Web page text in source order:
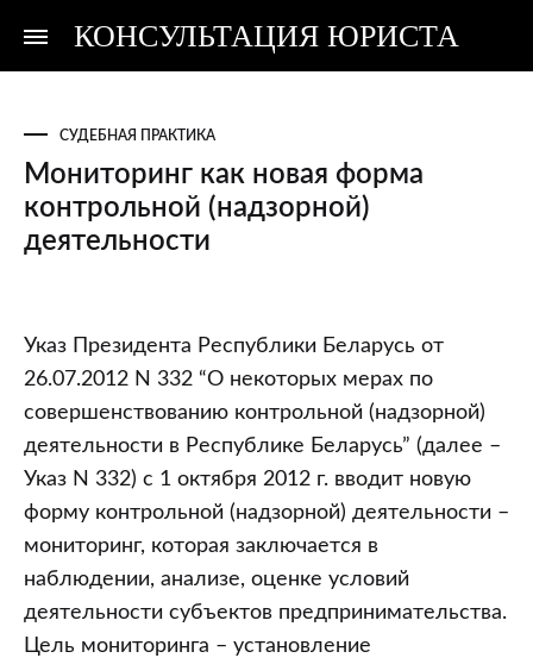
КОНСУЛЬТАЦИЯ ЮРИСТА
Консультация
Консультация
СУДЕБНАЯ ПРАКТИКА
Мониторинг как новая форма
контрольной (надзорной)
деятельности
Мониторинг
как
новая
форма
контрольной
(надзорной)
деятельности
Указ Президента Республики Беларусь от
26.07.2012 N 332 “О некоторых мерах по
совершенствованию контрольной (надзорной)
деятельности в Республике Беларусь” (далее –
Указ N 332) с 1 октября 2012 г. вводит новую
форму контрольной (надзорной) деятельности –
мониторинг, которая заключается в
наблюдении, анализе, оценке условий
деятельности субъектов предпринимательства.
Цель мониторинга – установление